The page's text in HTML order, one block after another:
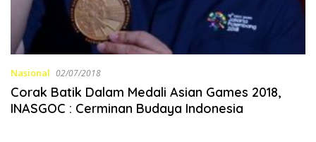
Nasional 02/07/2018
Corak Batik Dalam Medali Asian Games 2018,
INASGOC : Cerminan Budaya Indonesia